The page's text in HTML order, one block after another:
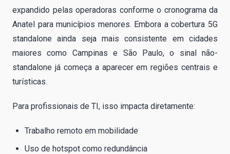
expandido pelas operadoras conforme o cronograma da
Anatel para municípios menores. Embora a cobertura 5G
standalone ainda seja mais consistente em cidades
maiores como Campinas e São Paulo, o sinal não-
standalone já começa a aparecer em regiões centrais e
turísticas.
Para profissionais de TI, isso impacta diretamente:
Trabalho remoto em mobilidade
Uso de hotspot como redundância